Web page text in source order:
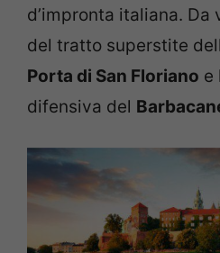
d’impronta italiana. Da
del tratto superstite
Porta di San Floriano e
difensiva del